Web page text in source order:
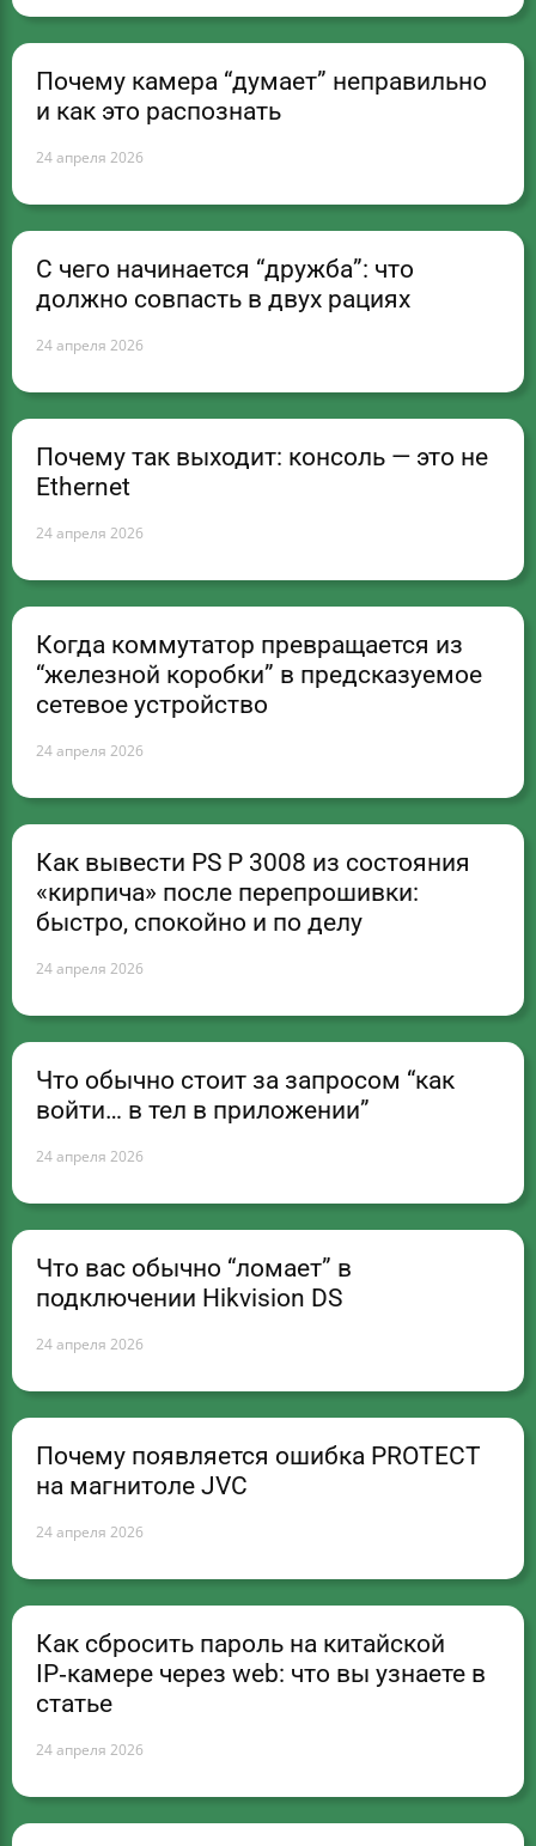
Почему камера “думает” неправильно
и как это распознать
24 апреля 2026
С чего начинается “дружба”: что
должно совпасть в двух рациях
24 апреля 2026
Почему так выходит: консоль — это не
Ethernet
24 апреля 2026
Когда коммутатор превращается из
“железной коробки” в предсказуемое
сетевое устройство
24 апреля 2026
Как вывести PS P 3008 из состояния
«кирпича» после перепрошивки:
быстро, спокойно и по делу
24 апреля 2026
Что обычно стоит за запросом “как
войти… в тел в приложении”
24 апреля 2026
Что вас обычно “ломает” в
подключении Hikvision DS
24 апреля 2026
Почему появляется ошибка PROTECT
на магнитоле JVC
24 апреля 2026
Как сбросить пароль на китайской
IP‑камере через web: что вы узнаете в
статье
24 апреля 2026